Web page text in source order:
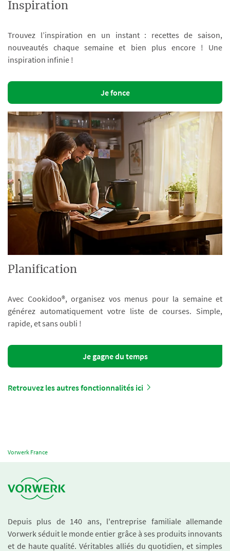
Inspiration
Trouvez l’inspiration en un instant : recettes de saison,
nouveautés chaque semaine et bien plus encore ! Une
inspiration infinie !
Je fonce
Planification
Avec Cookidoo®, organisez vos menus pour la semaine et
générez automatiquement votre liste de courses. Simple,
rapide, et sans oubli !
Je gagne du temps
Retrouvez les autres fonctionnalités ici
Vorwerk France
Depuis plus de 140 ans, l'entreprise familiale allemande
Vorwerk séduit le monde entier grâce à ses produits innovants
et de haute qualité. Véritables alliés du quotidien, et simples